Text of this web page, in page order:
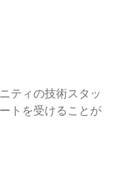
ティの技術スタッ
トを受けることが